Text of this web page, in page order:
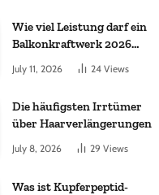
Wie viel Leistung darf ein
Balkonkraftwerk 2026
July 11, 2026 24 Views
Die häufigsten Irrtümer
über Haarverlängerungen
July 8, 2026 29 Views
Was ist Kupferpeptid-